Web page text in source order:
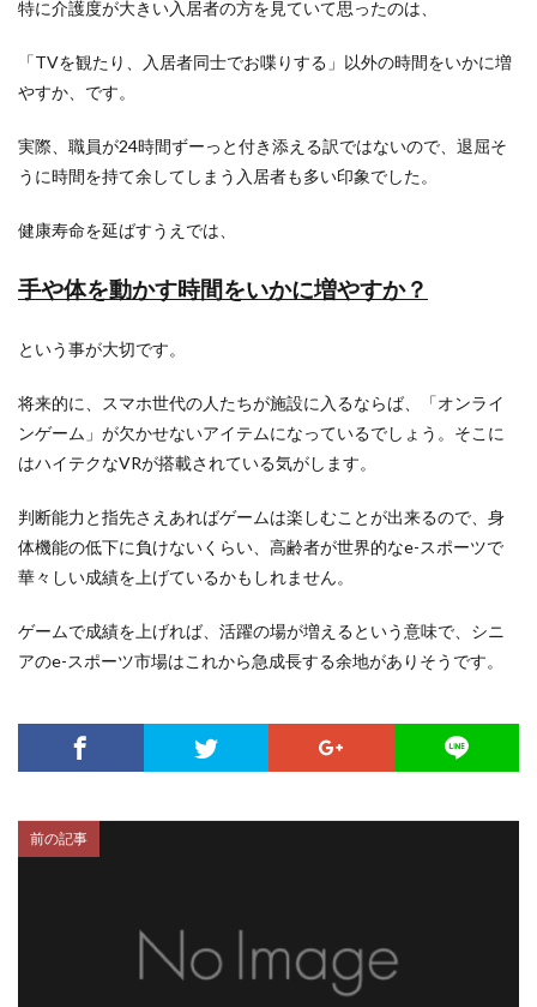
特に介護度が大きい入居者の方を見ていて思ったのは、
「TVを観たり、入居者同士でお喋りする」以外の時間をいかに増
やすか、です。
実際、職員が24時間ずーっと付き添える訳ではないので、退屈そ
うに時間を持て余してしまう入居者も多い印象でした。
健康寿命を延ばすうえでは、
手や体を動かす時間をいかに増やすか？
という事が大切です。
将来的に、スマホ世代の人たちが施設に入るならば、「オンライ
ンゲーム」が欠かせないアイテムになっているでしょう。そこに
はハイテクなVRが搭載されている気がします。
判断能力と指先さえあればゲームは楽しむことが出来るので、身
体機能の低下に負けないくらい、高齢者が世界的なe-スポーツで
華々しい成績を上げているかもしれません。
ゲームで成績を上げれば、活躍の場が増えるという意味で、シニ
アのe-スポーツ市場はこれから急成長する余地がありそうです。
前の記事